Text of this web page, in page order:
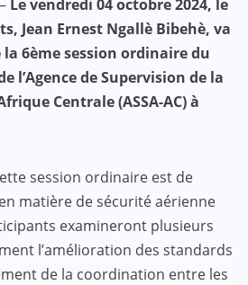
Le vendredi 04 octobre 2024, le
Jean Ernest Ngallè Bibehè, va
6ème session ordinaire du
l’Agence de Supervision de la
Centrale (ASSA-AC) à
session ordinaire est de
matière de sécurité aérienne
examineront plusieurs
l’amélioration des standards
de la coordination entre les